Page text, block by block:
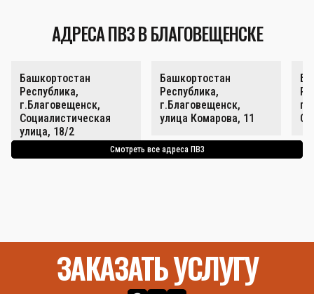
АДРЕСА ПВЗ В БЛАГОВЕЩЕНСКЕ
Башкортостан
Республика,
г.Благовещенск,
Социалистическая
улица, 18/2
Башкортостан
Республика,
г.Благовещенск,
улица Комарова, 11
Смотреть все адреса ПВЗ
ЗАКАЗАТЬ УСЛУГУ